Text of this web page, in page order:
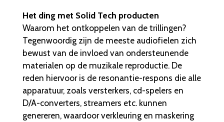
Het ding met Solid Tech producten
Waarom het ontkoppelen van de trillingen?
Tegenwoordig zijn de meeste audiofielen zich
bewust van de invloed van ondersteunende
materialen op de muzikale reproductie. De
reden hiervoor is de resonantie-respons die alle
apparatuur, zoals versterkers, cd-spelers en
D/A-converters, streamers etc. kunnen
genereren, waardoor verkleuring en maskering